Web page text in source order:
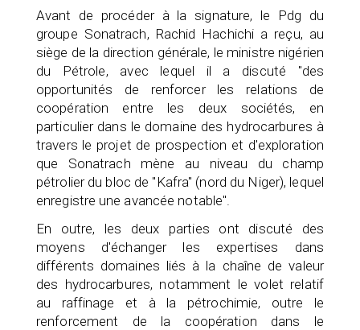
Avant de procéder à la signature, le Pdg du
groupe Sonatrach, Rachid Hachichi a reçu, au
siège de la direction générale, le ministre nigérien
du Pétrole, avec lequel il a discuté "des
opportunités de renforcer les relations de
coopération entre les deux sociétés, en
particulier dans le domaine des hydrocarbures à
travers le projet de prospection et d'exploration
que Sonatrach mène au niveau du champ
pétrolier du bloc de "Kafra" (nord du Niger), lequel
enregistre une avancée notable".
En outre, les deux parties ont discuté des
moyens d'échanger les expertises dans
différents domaines liés à la chaîne de valeur
des hydrocarbures, notamment le volet relatif
au raffinage et à la pétrochimie, outre le
renforcement de la coopération dans le